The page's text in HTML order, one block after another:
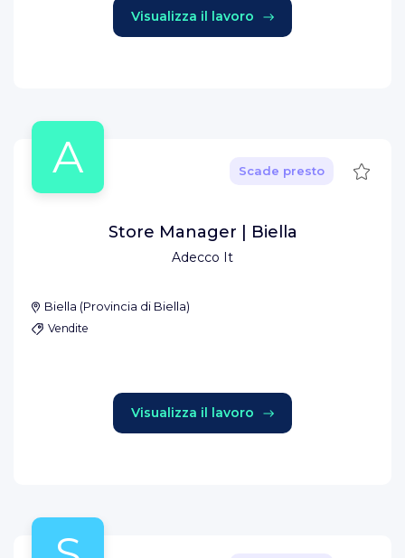
Visualizza il lavoro
A
Adecco It
Scade presto Salva
Store Manager | Biella
Biella (Provincia di Biella)
Vendite
Visualizza il lavoro